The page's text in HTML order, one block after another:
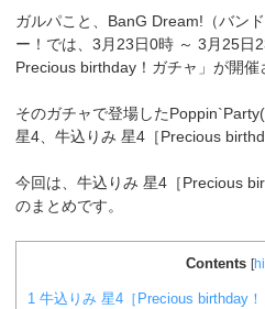
ガルパこと、BanG Dream!（バン
ー！では、3月23日0時 ～ 3月25日
Precious birthday！ガチャ」が開催
そのガチャで登場した
星4、牛込りみ 星4［Precious
今回は、牛込りみ 星4［Precious
のまとめです。
Contents [
1 牛込りみ 星4［Precious birthday！